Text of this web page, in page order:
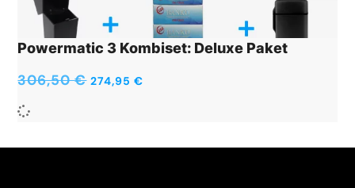
Powermatic 3 Kombiset: Deluxe Paket
306,50€ 274,95€